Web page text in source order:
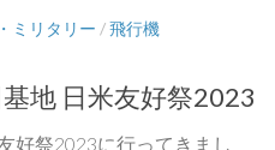
ミリタリー /飛行機
地 日米友好祭2023
好祭2023に行ってきまし